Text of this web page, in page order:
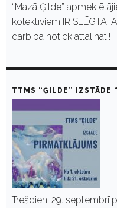
“Mazā Ģilde”
kolektīviem IR SLĒGTA!
darbība notiek attālināti!
TTMS “ĢILDE” IZSTĀDE
Trešdien, 29. septembrī